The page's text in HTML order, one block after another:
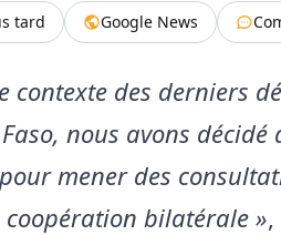
tard Google News
contexte des derniers
nous avons
mener des
coopération bilatérale »